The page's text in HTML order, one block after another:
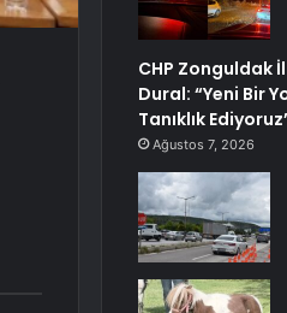
CHP Zonguldak İl
Dural: “Yeni Bir
Tanıklık
Ağustos 7, 2026